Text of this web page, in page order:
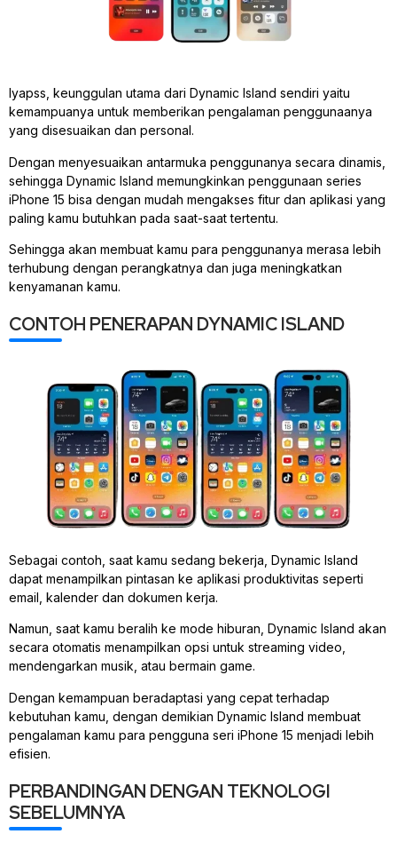
Iyapss, keunggulan utama dari Dynamic Island sendiri yaitu
kemampuanya untuk memberikan pengalaman penggunaanya
yang disesuaikan dan personal.
Dengan menyesuaikan antarmuka penggunanya secara dinamis,
sehingga Dynamic Island memungkinkan penggunaan series
iPhone 15 bisa dengan mudah mengakses fitur dan aplikasi yang
paling kamu butuhkan pada saat-saat tertentu.
Sehingga akan membuat kamu para penggunanya merasa lebih
terhubung dengan perangkatnya dan juga meningkatkan
kenyamanan kamu.
CONTOH PENERAPAN DYNAMIC ISLAND
Sebagai contoh, saat kamu sedang bekerja, Dynamic Island
dapat menampilkan pintasan ke aplikasi produktivitas seperti
email, kalender dan dokumen kerja.
Namun, saat kamu beralih ke mode hiburan, Dynamic Island akan
secara otomatis menampilkan opsi untuk streaming video,
mendengarkan musik, atau bermain game.
Dengan kemampuan beradaptasi yang cepat terhadap
kebutuhan kamu, dengan demikian Dynamic Island membuat
pengalaman kamu para pengguna seri iPhone 15 menjadi lebih
efisien.
PERBANDINGAN DENGAN TEKNOLOGI
SEBELUMNYA